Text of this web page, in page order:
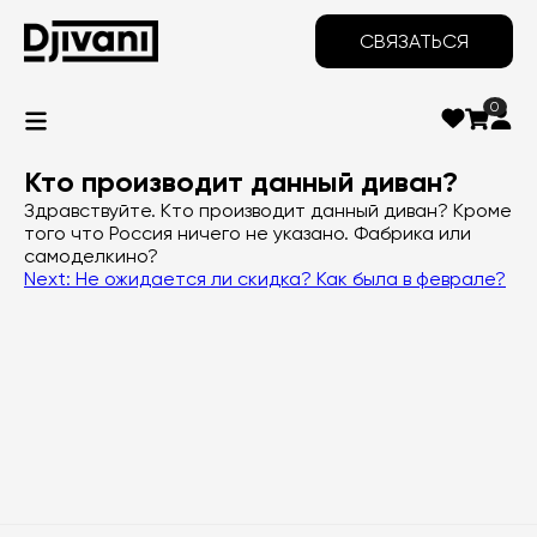
СВЯЗАТЬСЯ
0
Кто производит данный диван?
Здравствуйте. Кто производит данный диван? Кроме
того что Россия ничего не указано. Фабрика или
самоделкино?
Навигация
Next: Не ожидается ли скидка? Как была в феврале?